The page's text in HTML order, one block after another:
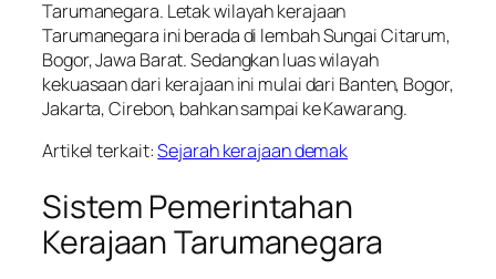
Tarumanegara. Letak wilayah kerajaan
Tarumanegara ini berada di lembah Sungai Citarum,
Bogor, Jawa Barat. Sedangkan luas wilayah
kekuasaan dari kerajaan ini mulai dari Banten, Bogor,
Jakarta, Cirebon, bahkan sampai ke Kawarang.
Artikel terkait:Sejarah kerajaan demak
Sistem Pemerintahan
Kerajaan Tarumanegara